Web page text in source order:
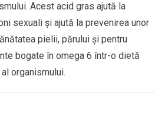
Acest acid gras ajută la
sexuali și ajută la prevenirea unor
pielii, părului și pentru
bogate în omega 6 într-o dietă
organismului.